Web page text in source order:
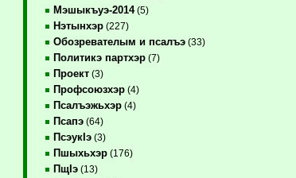
Мэшыкъуэ-2014(5)
Нэтынхэр(227)
Обозревателым и псалъэ(33)
Политикэ партхэр(7)
Проект(3)
Профсоюзхэр(4)
Псалъэжьхэр(4)
Псапэ(64)
ПсэукIэ(3)
Пшыхьхэр(176)
ПщIэ(13)